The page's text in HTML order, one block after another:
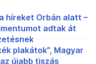
híreket Orbán alatt –
adtak át
plakátok”, Magyar
újabb tiszás